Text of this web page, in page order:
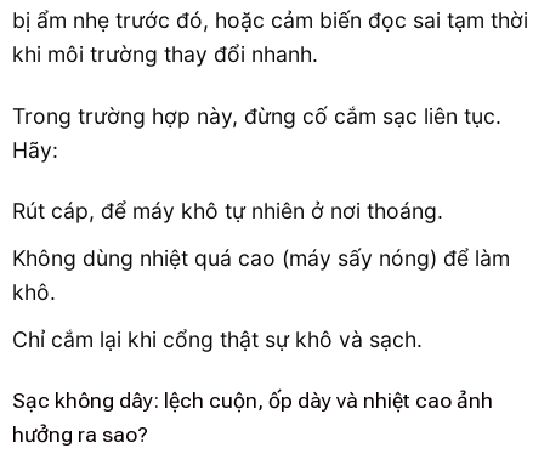
bị ẩm nhẹ trước đó, hoặc cảm biến đọc sai tạm thời
khi môi trường thay đổi nhanh.
Trong trường hợp này, đừng cố cắm sạc liên tục.
Hãy:
Rút cáp, để máy khô tự nhiên ở nơi thoáng.
Không dùng nhiệt quá cao (máy sấy nóng) để làm
khô.
Chỉ cắm lại khi cổng thật sự khô và sạch.
Sạc không dây: lệch cuộn, ốp dày và nhiệt cao ảnh
hưởng ra sao?